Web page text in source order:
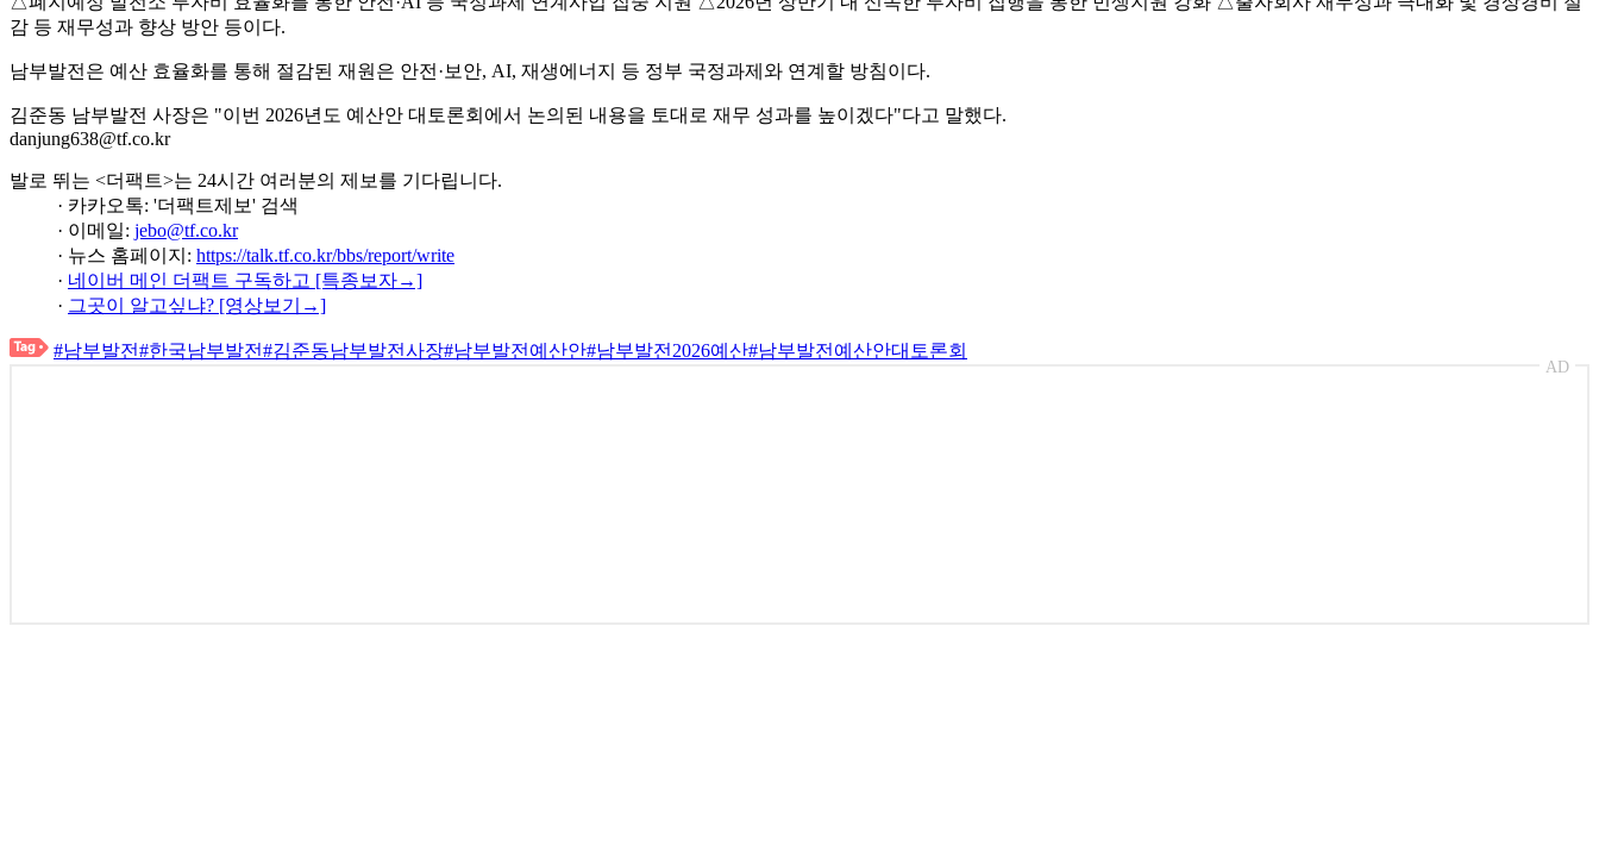
감 등 재무성과 향상 방안 등이다.
남부발전은 예산 효율화를 통해 절감된 재원은 안전·보안, AI, 재생에너지 등 정부 국정과제와 연계할 방침이다.
김준동 남부발전 사장은 "이번 2026년도 예산안 대토론회에서 논의된 내용을 토대로 재무 성과를 높이겠다"다고 말했다.
danjung638@tf.co.kr
발로 뛰는 <더팩트>는 24시간 여러분의 제보를 기다립니다.
· 카카오톡: '더팩트제보' 검색
· 이메일: jebo@tf.co.kr
· 뉴스 홈페이지: https://talk.tf.co.kr/bbs/report/write
· 네이버 메인 더팩트 구독하고 [특종보자→]
· 그곳이 알고싶냐? [영상보기→]
#남부발전#한국남부발전#김준동남부발전사장#남부발전예산안#남부발전2026예산#남부발전예산안대토론회
AD